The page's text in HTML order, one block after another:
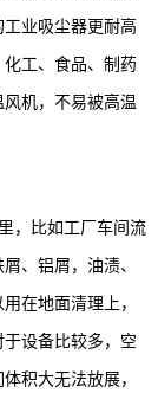
业吸尘器更耐高
工、食品、制药
机，不易被高温
，比如工厂车间流
、铝屑，油渍、
在地面清理上，
设备比较多，空
积大无法放展，